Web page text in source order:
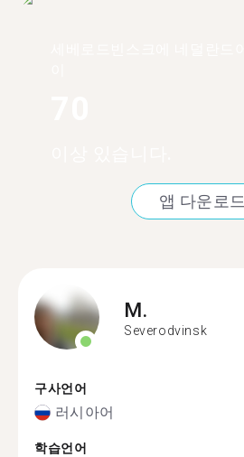
앱 다운로드
M.
Severodvinsk
구사언어
러시아어
학습언어